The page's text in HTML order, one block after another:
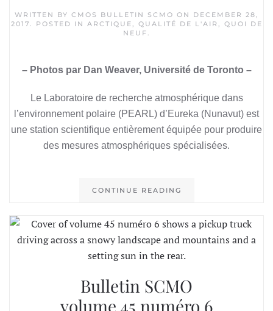
WRITTEN BY CMOS BULLETIN SCMO ON
DECEMBER 28,
2017. POSTED IN ARCTIQUE, QUALITÉ DE L'AIR , QUOI DE
NEUF.
– Photos par Dan Weaver, Université de Toronto –
Le Laboratoire de recherche atmosphérique dans
l’environnement polaire (PEARL) d’Eureka (Nunavut) est
une station scientifique entièrement équipée pour produire
des mesures atmosphériques spécialisées.
CONTINUE READING
Bulletin SCMO
volume 45 numéro 6